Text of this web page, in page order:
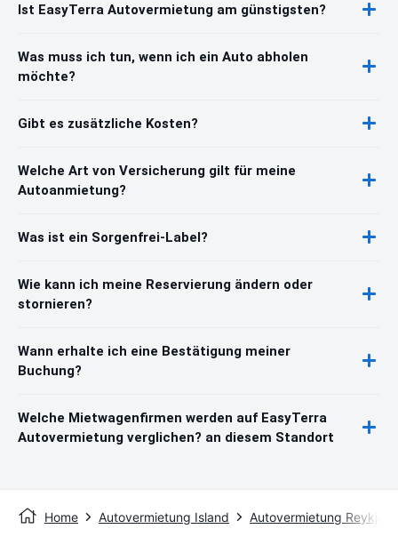
Ist EasyTerra Autovermietung am günstigsten?
Was muss ich tun, wenn ich ein Auto abholen
möchte?
Gibt es zusätzliche Kosten?
Welche Art von Versicherung gilt für meine
Autoanmietung?
Was ist ein Sorgenfrei-Label?
Wie kann ich meine Reservierung ändern oder
stornieren?
Wann erhalte ich eine Bestätigung meiner
Buchung?
Welche Mietwagenfirmen werden auf EasyTerra
Autovermietung verglichen? an diesem Standort
Home Autovermietung Island Autovermietung